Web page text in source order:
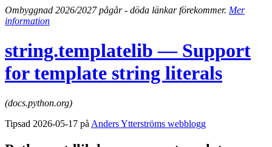
Ombyggnad 2026/2027 pågår - döda länkar förekommer. Mer
information
string.templatelib — Support
for template string literals
(docs.python.org)
Tipsad 2026-05-17 på Anders Ytterströms webblogg